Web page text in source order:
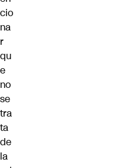
cio
na
r
qu
e
no
se
tra
ta
de
la